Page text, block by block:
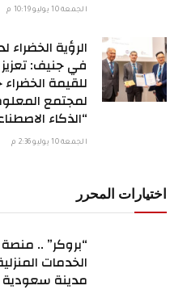
الجمعة 10 يوليو 10:19 م
الرؤية
في جنيف: تعزيز
للقيمة
“الذكاء
الجمعة 10 يوليو 2:36 م
اختيارات المحرر
“بروكر” ..
الخدمات
مدينة